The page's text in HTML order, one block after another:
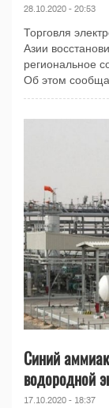
28.10.2020 - 20:53
Торговля
Азии
региональное
Об этом
Синий
водородной
17.10.2020 - 18:37